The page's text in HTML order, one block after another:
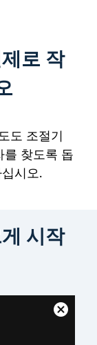
로 작
도 조절기
를 찾도록 돕
시오.
시작
Close